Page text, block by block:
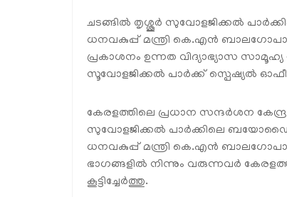
ചടങ്ങില്‍ തൃശ്ശൂര്‍ സുവോളജിക്കല്‍
ധനവകുപ്പ് മന്ത്രി കെ.എന്‍ ബാലഗോപാല്‍
പ്രകാശനം ഉന്നത വിദ്യാഭ്യാസ സാമൂഹ്യ
സൂവോളജിക്കല്‍ പാര്‍ക്ക് സ്പെഷ്യല്‍
കേരളത്തിലെ പ്രധാന സന്ദര്‍ശന
സുവോളജിക്കല്‍ പാര്‍ക്കിലെ
ധനവകുപ്പ് മന്ത്രി കെ.എന്‍
ഭാഗങ്ങളില്‍ നിന്നും വരുന്നവര്‍
കൂട്ടിച്ചേര്‍ത്തു.